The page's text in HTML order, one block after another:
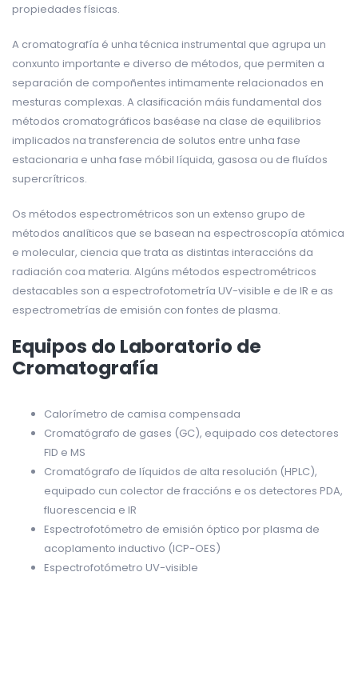
propiedades físicas.
A cromatografía é unha técnica instrumental que agrupa un
conxunto importante e diverso de métodos, que permiten a
separación de compoñentes intimamente relacionados en
mesturas complexas. A clasificación máis fundamental dos
métodos cromatográficos baséase na clase de equilibrios
implicados na transferencia de solutos entre unha fase
estacionaria e unha fase móbil líquida, gasosa ou de fluídos
supercrítricos.
Os métodos espectrométricos son un extenso grupo de
métodos analíticos que se basean na espectroscopía atómica
e molecular, ciencia que trata as distintas interaccións da
radiación coa materia. Algúns métodos espectrométricos
destacables son a espectrofotometría UV-visible e de IR e as
espectrometrías de emisión con fontes de plasma.
Equipos do Laboratorio de
Cromatografía
Calorímetro de camisa compensada
Cromatógrafo de gases (GC), equipado cos detectores
FID e MS
Cromatógrafo de líquidos de alta resolución (HPLC),
equipado cun colector de fraccións e os detectores PDA,
fluorescencia e IR
Espectrofotómetro de emisión óptico por plasma de
acoplamento inductivo (ICP-OES)
Espectrofotómetro UV-visible